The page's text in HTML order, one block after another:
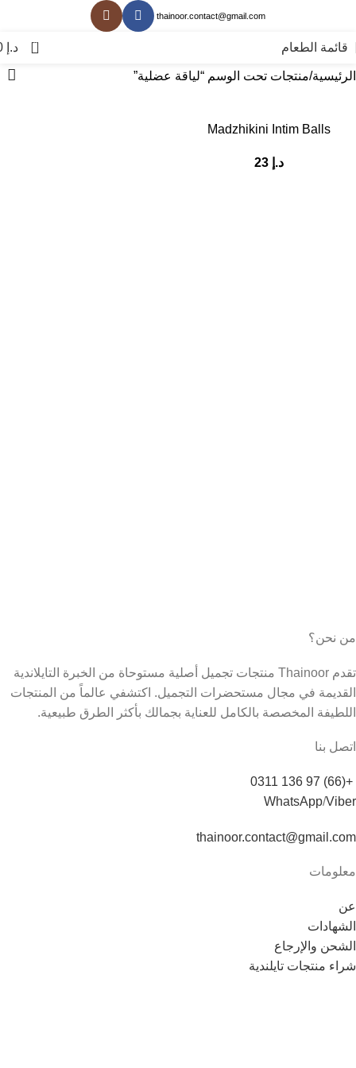
thainoor.contact@gmail.com
قائمة الطعام 0 د.إ
الرئيسية منتجات تحت الوسم “لياقة عضلية”
Madzhikini Intim Balls
د.إ
من نحن؟
تقدم Thainoor منتجات تجميل أصلية مستوحاة من الخبرة التايلاندية
القديمة في مجال مستحضرات التجميل. اكتشفي عالماً من المنتجات
اللطيفة المخصصة بالكامل للعناية بجمالك بأكثر الطرق طبيعية.
اتصل بنا
+(66) 97 136 0311
WhatsApp/Viber
thainoor.contact@gmail.com
معلومات
عن
الشهادات
الشحن والإرجاع
شراء منتجات تايلندية